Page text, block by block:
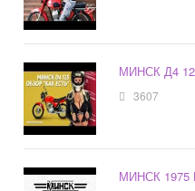
МИНСК Д4
3607
МИНСК